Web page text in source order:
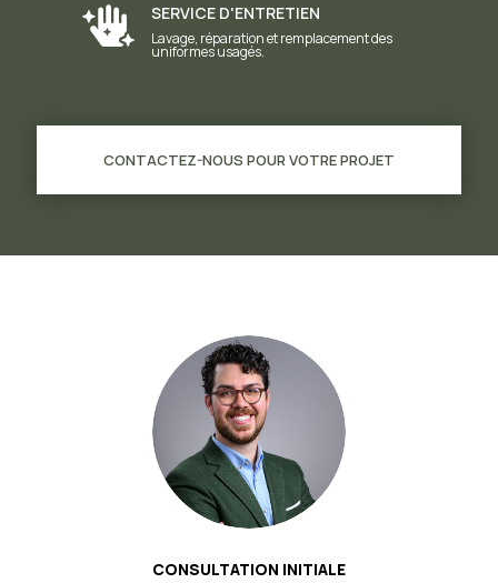
 SERVICE D'ENTRETIEN
Lavage, réparation et remplacement des
uniformes usagés.
CONTACTEZ-NOUS POUR VOTRE PROJET
CONSULTATION INITIALE